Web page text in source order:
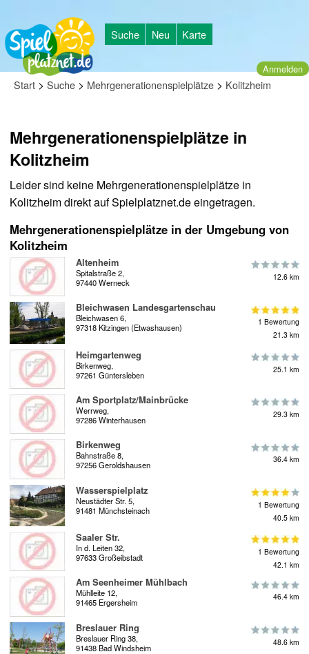
Suche Neu Karte
Anmelden
Start > Suche > Mehrgenerationenspielplätze > Kolitzheim
Mehrgenerationenspielplätze in
Kolitzheim
Leider sind keine Mehrgenerationenspielplätze in
Kolitzheim direkt auf Spielplatznet.de eingetragen.
Mehrgenerationenspielplätze in der Umgebung von
Kolitzheim
Altenheim
Spitalstraße 2,
97440 Werneck
12.6 km
Bleichwasen Landesgartenschau
Bleichwasen 6,
97318 Kitzingen (Etwashausen)
1 Bewertung
21.3 km
Heimgartenweg
Birkenweg,
97261 Güntersleben
25.1 km
Am Sportplatz/Mainbrücke
Werrweg,
97286 Winterhausen
29.3 km
Birkenweg
Bahnstraße 8,
97256 Geroldshausen
36.4 km
Wasserspielplatz
Neustädter Str. 5,
91481 Münchsteinach
1 Bewertung
40.5 km
Saaler Str.
In d. Leiten 32,
97633 Großeibstadt
1 Bewertung
42.1 km
Am Seenheimer Mühlbach
Mühlleite 12,
91465 Ergersheim
46.4 km
Breslauer Ring
Breslauer Ring 38,
91438 Bad Windsheim
48.6 km